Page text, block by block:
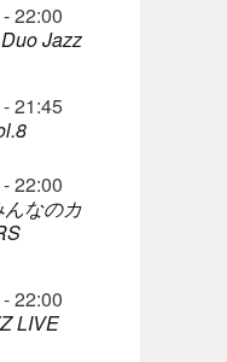
22:00
Jazz
21:45
22:00
なのカ
22:00
LIVE